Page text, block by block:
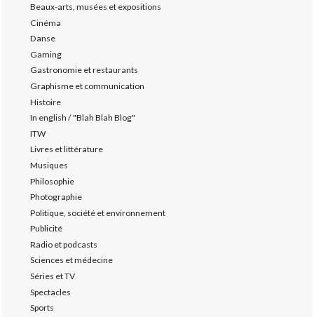
Beaux-arts, musées et expositions
Cinéma
Danse
Gaming
Gastronomie et restaurants
Graphisme et communication
Histoire
In english / "Blah Blah Blog"
ITW
Livres et littérature
Musiques
Philosophie
Photographie
Politique, société et environnement
Publicité
Radio et podcasts
Sciences et médecine
Séries et TV
Spectacles
Sports